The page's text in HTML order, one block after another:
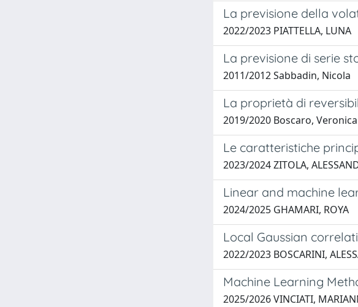
La previsione della
2022/2023 PIATTELLA, LUNA
La previsione di serie
2011/2012 Sabbadin, Nicola
La proprietà di
2019/2020 Boscaro, Veronica
Le caratteristiche
2023/2024 ZITOLA,
Linear and machine
2024/2025 GHAMARI, ROYA
Local Gaussian
2022/2023 BOSCARINI,
Machine Learning
2025/2026 VINCIATI,